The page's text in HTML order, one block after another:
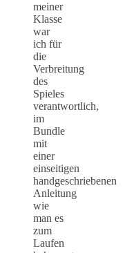
meiner
Klasse
war
ich für
die
Verbreitung
des
Spieles
verantwortlich,
im
Bundle
mit
einer
einseitigen
handgeschriebenen
Anleitung
wie
man es
zum
Laufen